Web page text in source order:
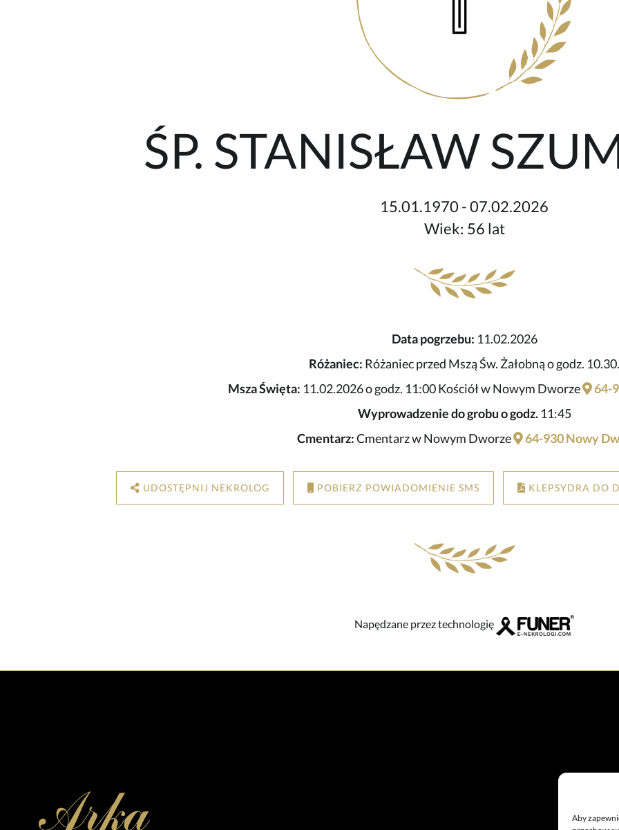
Aby
ŚP. STANISŁAW
15.01.1970 - 07.02.2026
Wiek: 56 lat
Data pogrzebu: 11.02.2026
Różaniec: Różaniec przed Mszą Św. Żałobną o godz. 10.30.
Msza Święta: 11.02.2026 o godz. 11:00 Kościół w Nowym Dworze
64-
Wyprowadzenie do grobu o godz.11:45
Cmentarz:Cmentarz w Nowym Dworze 64-930 Nowy
UDOSTĘPNIJ NEKROLOG POBIERZ POWIADOMIENIE SMS KLEPSYDRA DO
Napędzane przez technologię